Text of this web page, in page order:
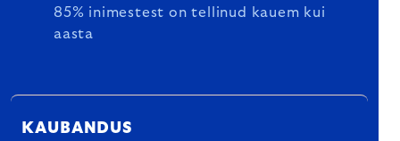
85% inimestest on tellinud kauem kui
aasta
KAUBANDUS